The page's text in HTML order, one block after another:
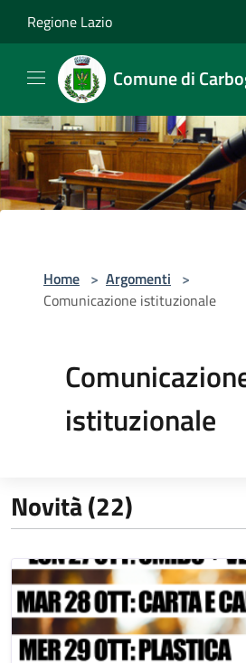
Regione Lazio
Comune di
Home > Argomenti >
Comunicazione istituzionale
istituzionale
Novità (22)